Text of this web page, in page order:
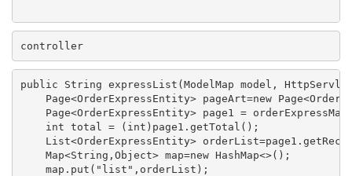
controller
public String expressList(ModelMap model,
Page<OrderExpressEntity> pageArt=new
Page<OrderExpressEntity> page1 =
    int total = (int)page1.getTotal();
List<OrderExpressEntity>
    Map<String,Object> map=new HashMap<>();
    map.put("list",orderList);